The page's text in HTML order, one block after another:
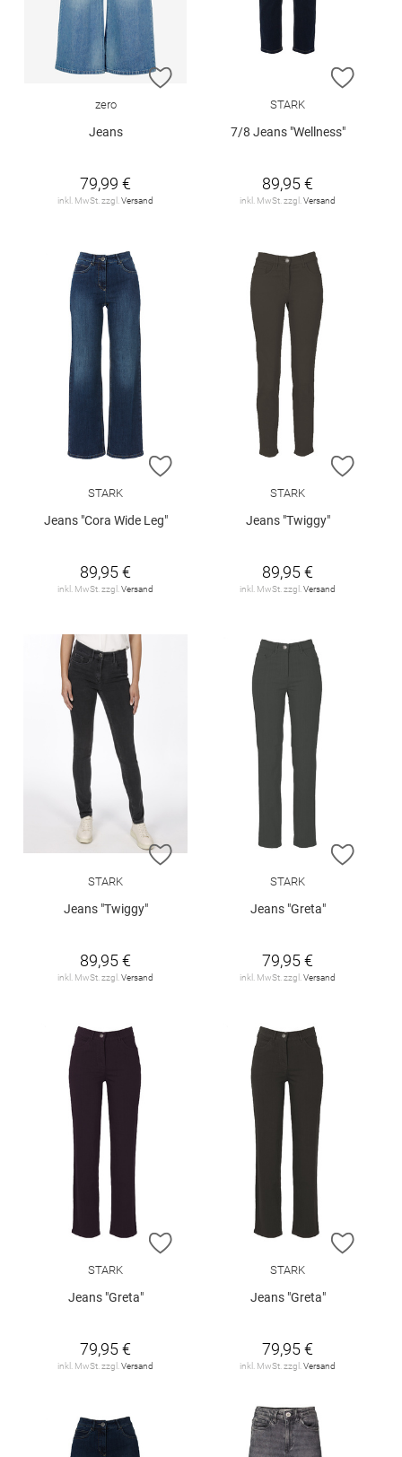
ZUR WUNSCHLISTE HINZUFÜGEN
zero
Jeans
79,99 €
inkl. MwSt. zzgl.Versand
ZUR
STARK
7/8 Jeans "Wellness"
89,95 €
inkl. MwSt. zzgl.Versand
ZUR WUNSCHLISTE HINZUFÜGEN
STARK
Jeans "Cora Wide Leg"
89,95 €
inkl. MwSt. zzgl. Versand
ZUR
STARK
Jeans "Twiggy"
89,95 €
inkl. MwSt. zzgl. Versand
ZUR WUNSCHLISTE HINZUFÜGEN
STARK
Jeans "Twiggy"
89,95 €
inkl. MwSt. zzgl. Versand
ZUR
STARK
Jeans "Greta"
79,95 €
inkl. MwSt. zzgl. Versand
ZUR WUNSCHLISTE HINZUFÜGEN
STARK
Jeans "Greta"
79,95 €
inkl. MwSt. zzgl. Versand
ZUR
STARK
Jeans "Greta"
79,95 €
inkl. MwSt. zzgl. Versand